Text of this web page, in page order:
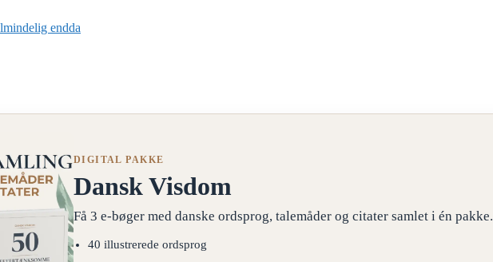
endda
DIGITAL PAKKE
Dansk Visdom
Få 3 e-bøger med danske ordsprog, talemåder og citater samlet i én pakke.
40 illustrerede ordsprog